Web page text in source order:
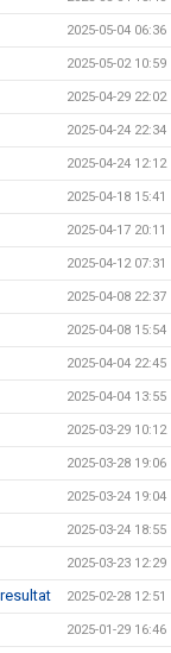
2025-05-04 06:36
2025-05-02 10:59
2025-04-29 22:02
2025-04-24 22:34
2025-04-24 12:12
2025-04-18 15:41
2025-04-17 20:11
2025-04-12 07:31
2025-04-08 22:37
2025-04-08 15:54
2025-04-04 22:45
2025-04-04 13:55
2025-03-29 10:12
2025-03-28 19:06
2025-03-24 19:04
2025-03-24 18:55
2025-03-23 12:29
2025-02-28 12:51
2025-01-29 16:46